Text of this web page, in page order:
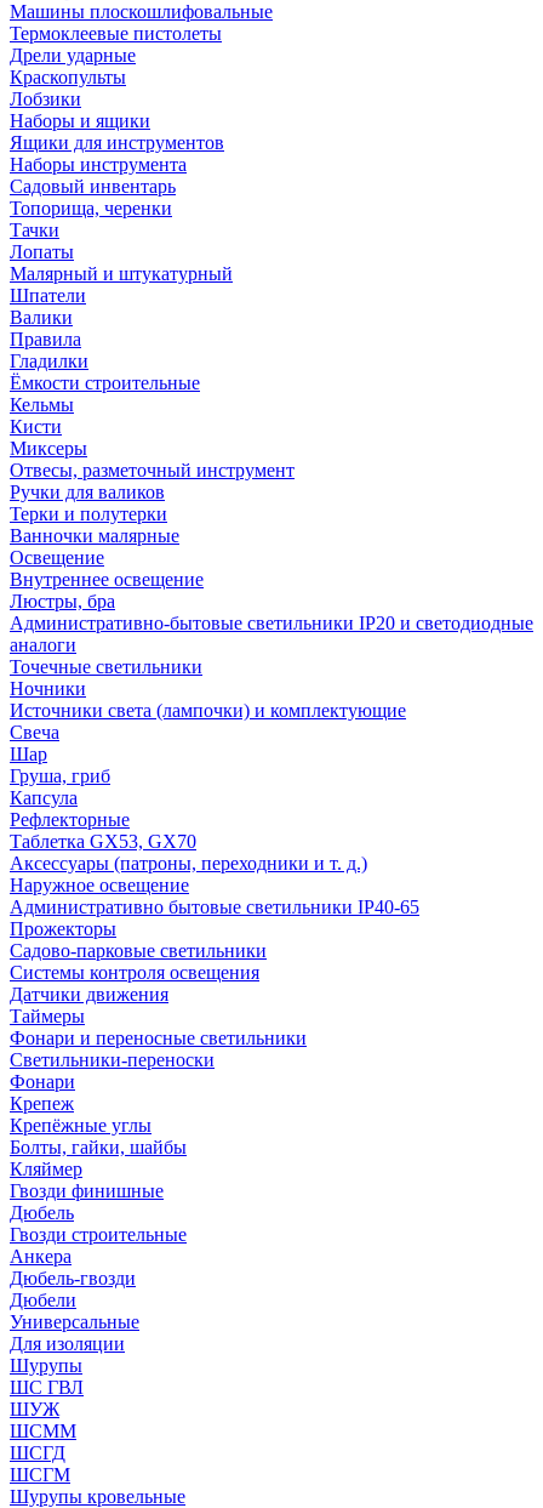
Машины плоскошлифовальные
Термоклеевые пистолеты
Дрели ударные
Краскопульты
Лобзики
Наборы и ящики
Ящики для инструментов
Наборы инструмента
Садовый инвентарь
Топорища, черенки
Тачки
Лопаты
Малярный и штукатурный
Шпатели
Валики
Правила
Гладилки
Ёмкости строительные
Кельмы
Кисти
Миксеры
Отвесы, разметочный инструмент
Ручки для валиков
Терки и полутерки
Ванночки малярные
Освещение
Внутреннее освещение
Люстры, бра
Административно-бытовые светильники IP20 и светодиодные
аналоги
Точечные светильники
Ночники
Источники света (лампочки) и комплектующие
Свеча
Шар
Груша, гриб
Капсула
Рефлекторные
Таблетка GX53, GX70
Аксессуары (патроны, переходники и т. д.)
Наружное освещение
Административно бытовые светильники IP40-65
Прожекторы
Садово-парковые светильники
Системы контроля освещения
Датчики движения
Таймеры
Фонари и переносные светильники
Светильники-переноски
Фонари
Крепеж
Крепёжные углы
Болты, гайки, шайбы
Кляймер
Гвозди финишные
Дюбель
Гвозди строительные
Анкера
Дюбель-гвозди
Дюбели
Универсальные
Для изоляции
Шурупы
ШС ГВЛ
ШУЖ
ШСММ
ШСГД
ШСГМ
Шурупы кровельные